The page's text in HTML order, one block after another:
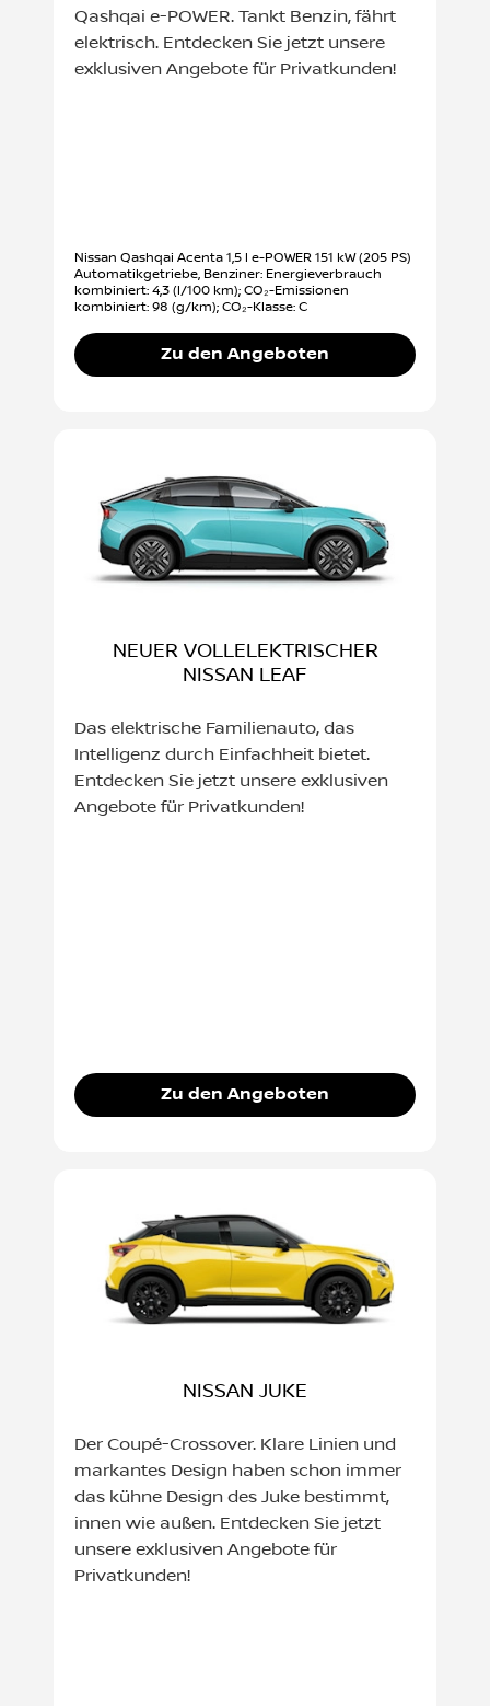
Qashqai e-POWER. Tankt Benzin, fährt
elektrisch. Entdecken Sie jetzt unsere
exklusiven Angebote für Privatkunden!
Nissan Qashqai Acenta 1,5 l e-POWER 151 kW (205 PS)
Automatikgetriebe, Benziner: Energieverbrauch
kombiniert: 4,3 (l/100 km); CO₂-Emissionen
kombiniert: 98 (g/km); CO₂-Klasse: C
Zu den Angeboten
NEUER VOLLELEKTRISCHER
NISSAN LEAF
Das elektrische Familienauto, das
Intelligenz durch Einfachheit bietet.
Entdecken Sie jetzt unsere exklusiven
Angebote für Privatkunden!
Zu den Angeboten
NISSAN JUKE
Der Coupé-Crossover. Klare Linien und
markantes Design haben schon immer
das kühne Design des Juke bestimmt,
innen wie außen. Entdecken Sie jetzt
unsere exklusiven Angebote für
Privatkunden!